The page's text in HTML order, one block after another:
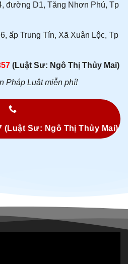
đường D1, Tăng Nhơn Phú, Tp
ấp Trung Tín, Xã Xuân Lộc, Tp
(Luật Sư: Ngô Thị Thủy Mai)
Pháp Luật miễn phí!
(Luật Sư: Ngô Thị Thủy Mai)